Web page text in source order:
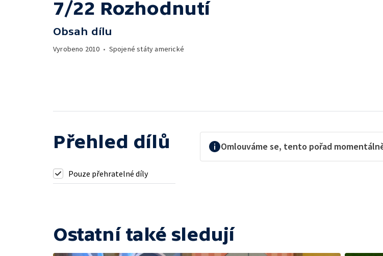
7/22 Rozhodnutí
Obsah dílu
Vyrobeno 2010 • Spojené státy americké
Přehled dílů
Pouze přehratelné díly
Omlouváme se, tento pořad
Ostatní také sledují